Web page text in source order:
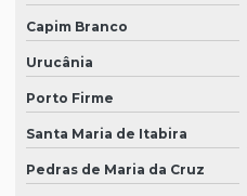
Capim Branco
Urucânia
Porto Firme
Santa Maria de Itabira
Pedras de Maria da Cruz